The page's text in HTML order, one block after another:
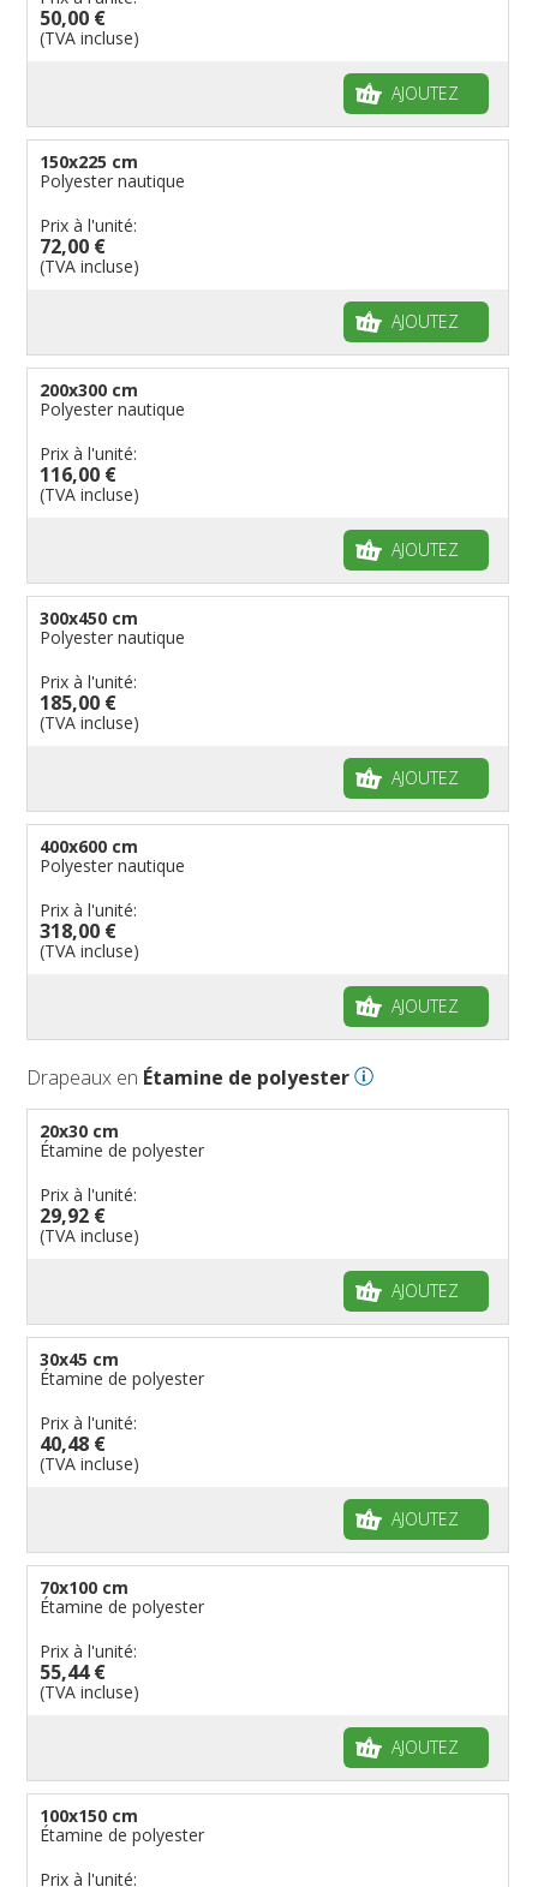
50,00 €
(TVA incluse)
AJOUTEZ
150x225 cm
Polyester nautique
Prix à l'unité:
72,00 €
(TVA incluse)
AJOUTEZ
200x300 cm
Polyester nautique
Prix à l'unité:
116,00 €
(TVA incluse)
AJOUTEZ
300x450 cm
Polyester nautique
Prix à l'unité:
185,00 €
(TVA incluse)
AJOUTEZ
400x600 cm
Polyester nautique
Prix à l'unité:
318,00 €
(TVA incluse)
AJOUTEZ
Drapeaux en Étamine de polyester
20x30 cm
Étamine de polyester
Prix à l'unité:
29,92 €
(TVA incluse)
AJOUTEZ
30x45 cm
Étamine de polyester
Prix à l'unité:
40,48 €
(TVA incluse)
AJOUTEZ
70x100 cm
Étamine de polyester
Prix à l'unité:
55,44 €
(TVA incluse)
AJOUTEZ
100x150 cm
Étamine de polyester
Prix à l'unité: